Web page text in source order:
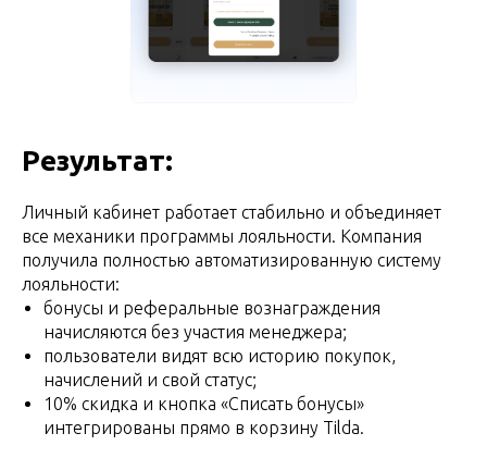
Результат:
Личный кабинет работает стабильно и объединяет
все механики программы лояльности. Компания
получила полностью автоматизированную систему
лояльности:
бонусы и реферальные вознаграждения
начисляются без участия менеджера;
пользователи видят всю историю покупок,
начислений и свой статус;
10% скидка и кнопка «Списать бонусы»
интегрированы прямо в корзину Tilda.